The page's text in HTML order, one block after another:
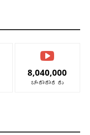
8,040,000
ಚಂದಾದಾರರು